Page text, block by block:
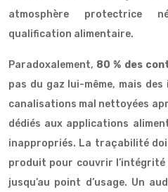
atmosphère protectrice
qualification alimentaire.
Paradoxalement, 80 % des
pas du gaz lui-même, mais
canalisations mal nettoyées
dédiés aux applications
inappropriés. La traçabilité
produit pour couvrir
jusqu’au point d’usage. Un